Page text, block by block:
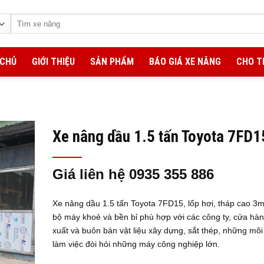
GIỚI THIỆU SẢN PHẨM BÁO GIÁ XE NÂNG CHO
Xe nâng dầu 1.5 tấn Toyota
Giá liên hệ 0935 355 886
Xe nâng dầu 1.5 tấn Toyota 7FD15, lốp hơi, tháp cao
bộ máy khoẻ và bền bỉ phù hợp với các công ty, cửa
xuất và buôn bán vật liệu xây dựng, sắt thép, những
làm việc đòi hỏi những máy công nghiệp lớn.